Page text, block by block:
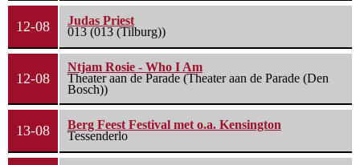
12-08
Judas Priest
013 (013 (Tilburg))
12-08
Ntjam Rosie - Who I Am
Theater aan de Parade (Theater aan de Parade (Den
Bosch))
13-08
Berg Feest Festival met o.a. Kensington
Tessenderlo